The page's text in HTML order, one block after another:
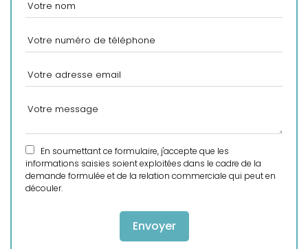
En soumettant ce formulaire, j'accepte que les
informations saisies soient exploitées dans le cadre de la
demande formulée et de la relation commerciale qui peut en
découler.